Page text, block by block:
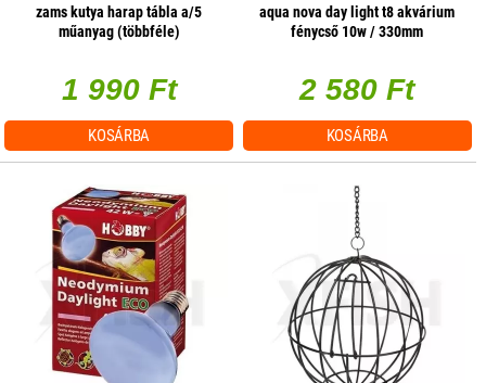
zams kutya harap tábla a/5
műanyag (többféle)
1 990 Ft
KOSÁRBA
aqua nova day light t8 akvárium
fénycső 10w / 330mm
2 580 Ft
KOSÁRBA